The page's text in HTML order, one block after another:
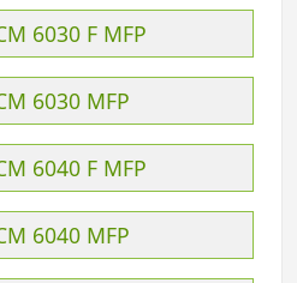
6030 F MFP
6030 MFP
6040 F MFP
6040 MFP